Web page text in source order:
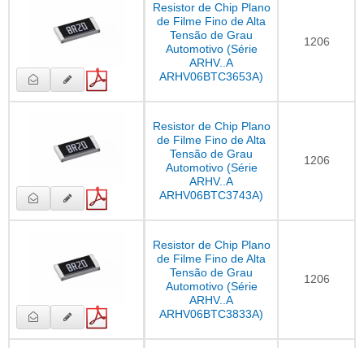
Resistor de Chip Plano
de Filme Fino de Alta
Tensão de Grau
Automotivo (Série
ARHV..A
ARHV06BTC3653A)
1206
Resistor de Chip Plano
de Filme Fino de Alta
Tensão de Grau
Automotivo (Série
ARHV..A
ARHV06BTC3743A)
1206
Resistor de Chip Plano
de Filme Fino de Alta
Tensão de Grau
Automotivo (Série
ARHV..A
ARHV06BTC3833A)
1206